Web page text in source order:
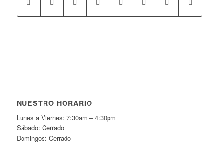
NUESTRO HORARIO
Lunes a Viernes: 7:30am – 4:30pm
Sábado: Cerrado
Domingos: Cerrado